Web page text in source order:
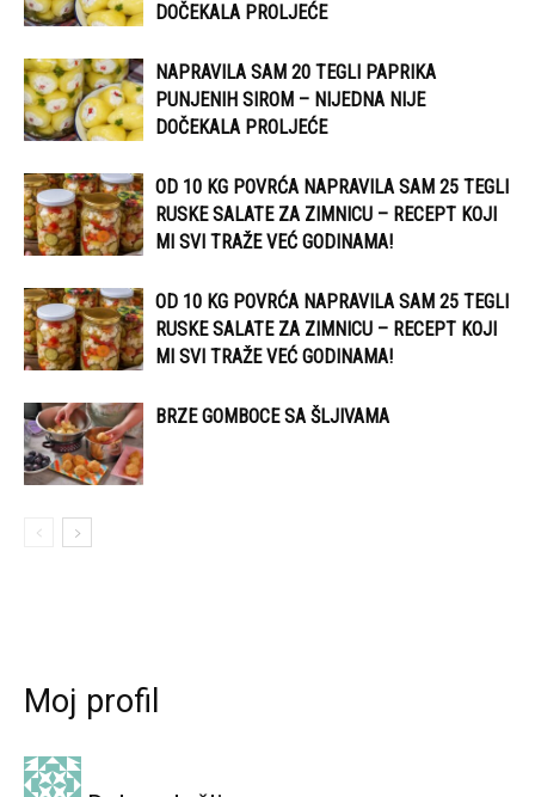
DOČEKALA PROLJEĆE
NAPRAVILA SAM 20 TEGLI PAPRIKA
PUNJENIH SIROM – NIJEDNA NIJE
DOČEKALA PROLJEĆE
OD 10 KG POVRĆA NAPRAVILA SAM 25 TEGLI
RUSKE SALATE ZA ZIMNICU – RECEPT KOJI
MI SVI TRAŽE VEĆ GODINAMA!
OD 10 KG POVRĆA NAPRAVILA SAM 25 TEGLI
RUSKE SALATE ZA ZIMNICU – RECEPT KOJI
MI SVI TRAŽE VEĆ GODINAMA!
BRZE GOMBOCE SA ŠLJIVAMA
Moj profil